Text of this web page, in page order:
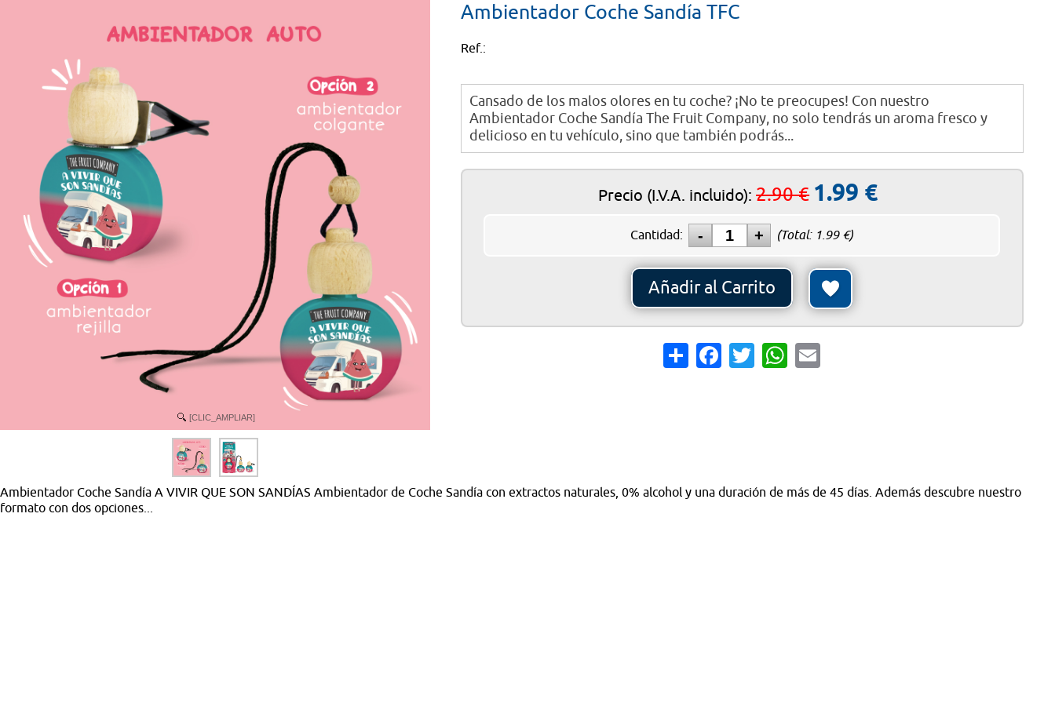
[CLIC_AMPLIAR]
Ambientador Coche Sandía TFC
Ref.:
Cansado de los malos olores en tu coche? ¡No te preocupes! Con nuestro
Ambientador Coche Sandía The Fruit Company, no solo tendrás un aroma fresco y
delicioso en tu vehículo, sino que también podrás...
Precio (I.V.A. incluido): 2.90€ 1.99 €
Cantidad: (Total: 1.99€)
Añadir al Carrito
Share FacebookTwitter WhatsApp
Ambientador Coche Sandía A VIVIR QUE SON SANDÍAS Ambientador de Coche Sandía con extractos naturales, 0% alcohol y una duración de más de 45 días. Además descubre nuestro
formato con dos opciones...